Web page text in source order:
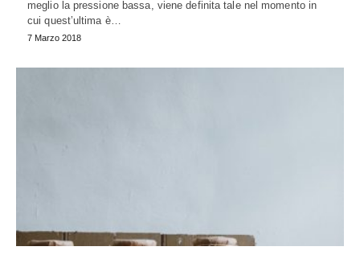
meglio la pressione bassa, viene definita tale nel momento in
cui quest’ultima è…
7 Marzo 2018